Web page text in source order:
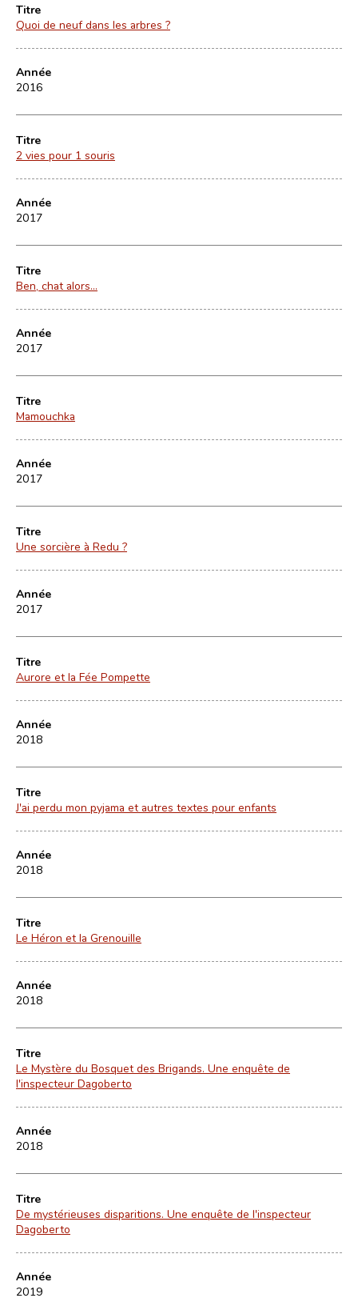
Titre
Quoi de neuf dans les arbres ?
Année
2016
Titre
2 vies pour 1 souris
Année
2017
Titre
Ben, chat alors...
Année
2017
Titre
Mamouchka
Année
2017
Titre
Une sorcière à Redu ?
Année
2017
Titre
Aurore et la Fée Pompette
Année
2018
Titre
J'ai perdu mon pyjama et autres textes pour enfants
Année
2018
Titre
Le Héron et la Grenouille
Année
2018
Titre
Le Mystère du Bosquet des Brigands. Une enquête de
l'inspecteur Dagoberto
Année
2018
Titre
De mystérieuses disparitions. Une enquête de l'inspecteur
Dagoberto
Année
2019